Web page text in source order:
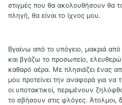
στιγμές που θα ακολουθήσουν θα
πληγή, θα είναι το ίχνος μου.
Βγαίνω από το υπόγειο, μακριά
και βγάζω το προσωπείο,
καθαρό αέρα. Με πλησιάζει ένας
μου προτείνει την αναφορά για να
οι υποτακτικοί, περιμένουν
το σβήσουν στις φλόγες. Άτολμοι,